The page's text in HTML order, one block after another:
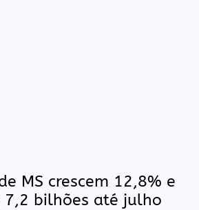
MS crescem 12,8% e
7,2 bilhões até julho